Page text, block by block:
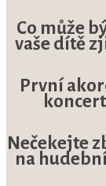
Co může
vaše dítě
První
koncert
Nečekejte
na